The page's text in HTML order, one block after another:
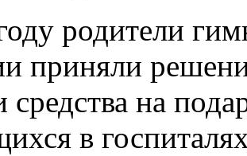
родители
приняли
средства на
в